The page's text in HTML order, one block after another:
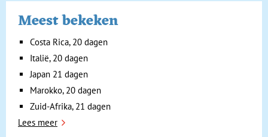
Meest bekeken
Costa Rica, 20 dagen
Italië, 20 dagen
Japan 21 dagen
Marokko, 20 dagen
Zuid-Afrika, 21 dagen
Lees meer